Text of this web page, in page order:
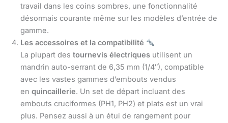
travail dans les coins sombres, une fonctionnalité
désormais courante même sur les modèles d’entrée de
gamme.
Les accessoires et la compatibilité
La plupart des tournevis électriques utilisent un
mandrin auto-serrant de 6,35 mm (1/4″), compatible
avec les vastes gammes d’embouts vendus
en quincaillerie. Un set de départ incluant des
embouts cruciformes (PH1, PH2) et plats est un vrai
plus. Pensez aussi à un étui de rangement pour